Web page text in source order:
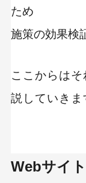
ため
施策の効果検
ここからは
説していきま
Webサイ